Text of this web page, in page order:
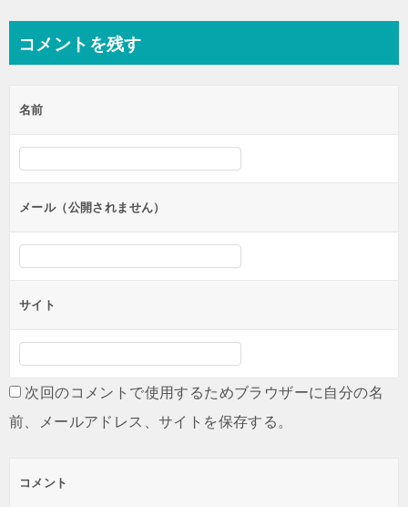
ビ
ー
シ
ン
コメントを残す
名前
メール（公開されません）
サイト
次回のコメントで使用するためブラウザーに自分の名
前、メールアドレス、サイトを保存する。
コメント